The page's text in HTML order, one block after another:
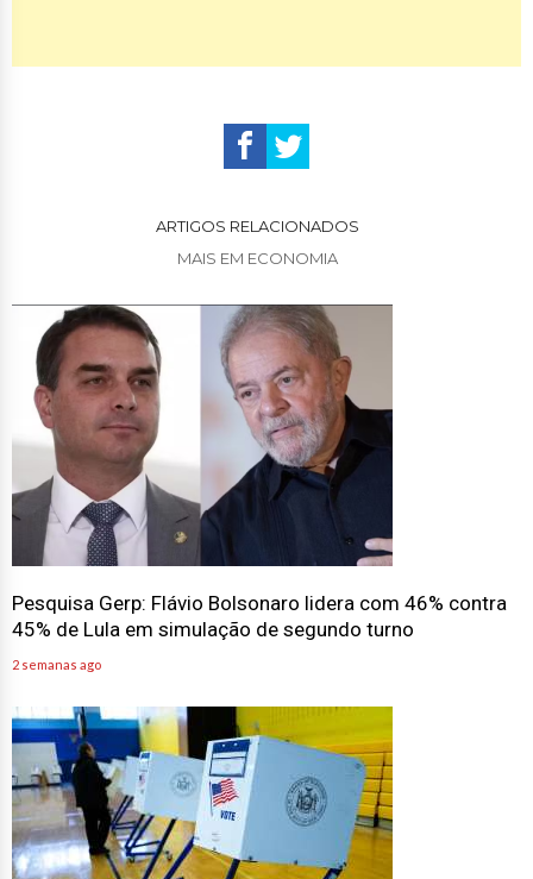
ARTIGOS RELACIONADOS
Pesquisa Gerp: Flávio Bolsonaro lidera com 46% contra
45% de Lula em simulação de segundo turno
2 semanas ago